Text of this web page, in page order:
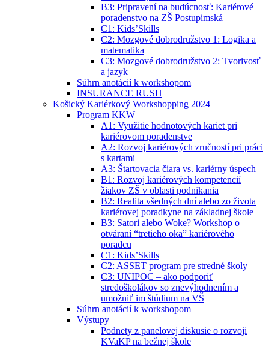
B3: Pripravení na budúcnosť: Kariérové
poradenstvo na ZŠ Postupimská
C1: Kids’Skills
C2: Mozgové dobrodružstvo 1: Logika a
matematika
C3: Mozgové dobrodružstvo 2: Tvorivosť
a jazyk
Súhrn anotácií k workshopom
INSURANCE RUSH
Košický Kariérkový Workshopping 2024
Program KKW
A1: Využitie hodnotových kariet pri
kariérovom poradenstve
A2: Rozvoj kariérových zručností pri práci
s kartami
A3: Štartovacia čiara vs. kariérny úspech
B1: Rozvoj kariérových kompetencií
žiakov ZŠ v oblasti podnikania
B2: Realita všedných dní alebo zo života
kariérovej poradkyne na základnej škole
B3: Satori alebo Woke? Workshop o
otváraní “tretieho oka” kariérového
poradcu
C1: Kids’Skills
C2: ASSET program pre stredné školy
C3: UNIPOC – ako podporiť
stredoškolákov so znevýhodnením a
umožniť im štúdium na VŠ
Súhrn anotácií k workshopom
Výstupy
Podnety z panelovej diskusie o rozvoji
KVaKP na bežnej škole